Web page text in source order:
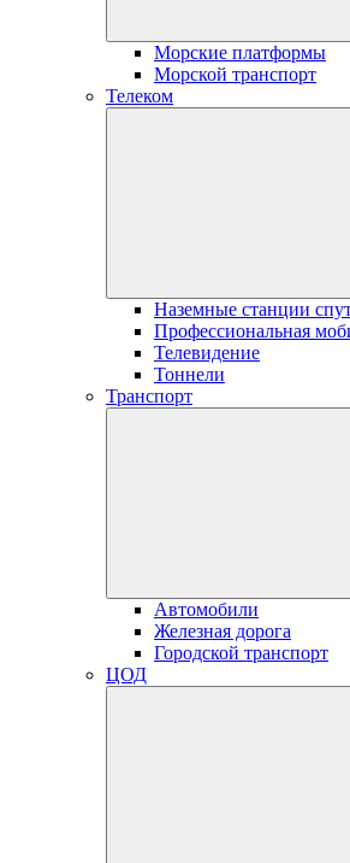
Морские платформы
Морской транспорт
Телеком
Наземные станции
Профессиональная
Телевидение
Тоннели
Транспорт
Автомобили
Железная дорога
Городской транспорт
ЦОД